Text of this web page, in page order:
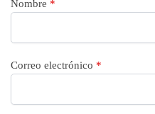
Nombre *
Correo electrónico *